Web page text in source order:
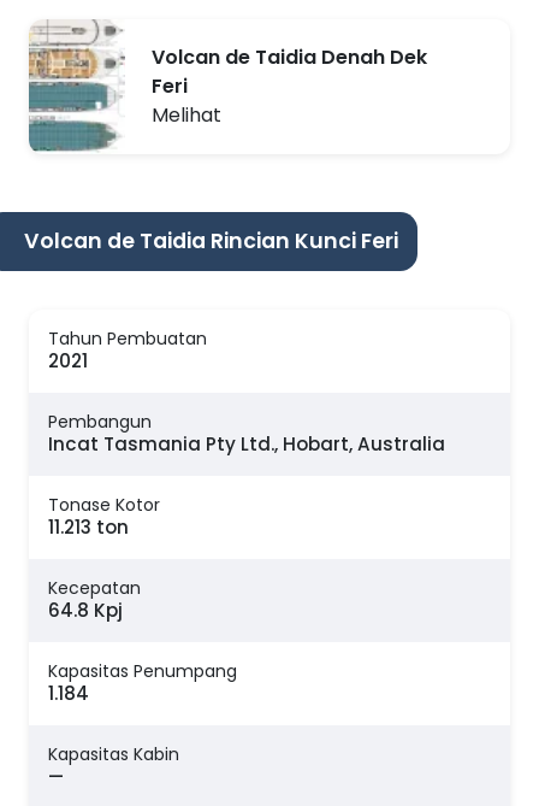
Volcan de Taidia Denah Dek
Feri
Melihat
Volcan de Taidia Rincian Kunci Feri
Tahun Pembuatan
2021
Pembangun
Incat Tasmania Pty Ltd., Hobart, Australia
Tonase Kotor
11.213 ton
Kecepatan
64.8 Kpj
Kapasitas Penumpang
1.184
Kapasitas Kabin
—